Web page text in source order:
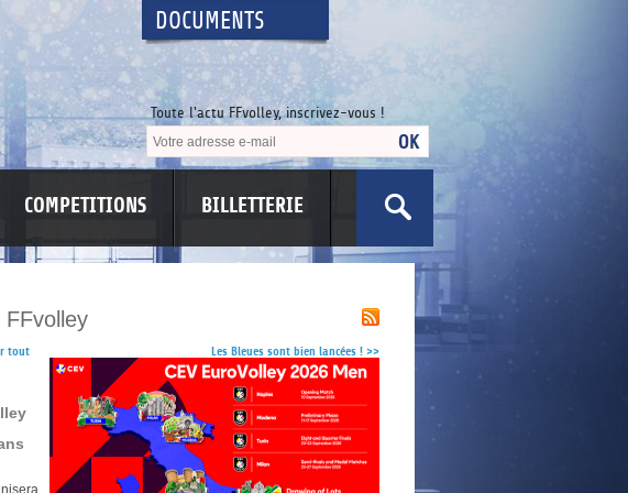
DOCUMENTS
Toute l'actu FFvolley, inscrivez-vous !
COMPETITIONS BILLETTERIE
CORONAVIRUS
tout Les Bleues sont bien lancées ! >>